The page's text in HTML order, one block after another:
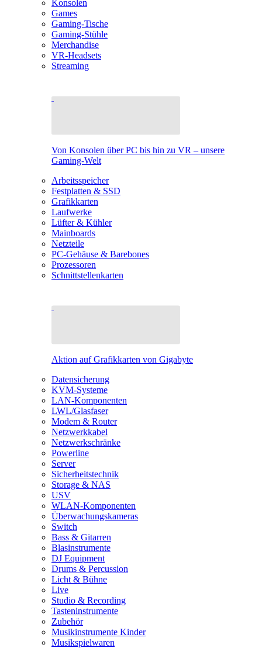
Konsolen
Games
Gaming-Tische
Gaming-Stühle
Merchandise
VR-Headsets
Streaming
Von Konsolen über PC bis hin zu VR – unsere
Gaming-Welt
Arbeitsspeicher
Festplatten & SSD
Grafikkarten
Laufwerke
Lüfter & Kühler
Mainboards
Netzteile
PC-Gehäuse & Barebones
Prozessoren
Schnittstellenkarten
Aktion auf Grafikkarten von Gigabyte
Datensicherung
KVM-Systeme
LAN-Komponenten
LWL/Glasfaser
Modem & Router
Netzwerkkabel
Netzwerkschränke
Powerline
Server
Sicherheitstechnik
Storage & NAS
USV
WLAN-Komponenten
Überwachungskameras
Switch
Bass & Gitarren
Blasinstrumente
DJ Equipment
Drums & Percussion
Licht & Bühne
Live
Studio & Recording
Tasteninstrumente
Zubehör
Musikinstrumente Kinder
Musikspielwaren